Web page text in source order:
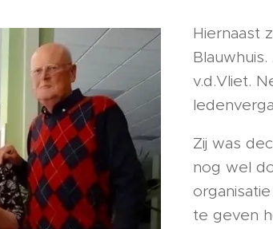
Hiernaast
v.d.Vliet.
Zij was
nog wel
te geven